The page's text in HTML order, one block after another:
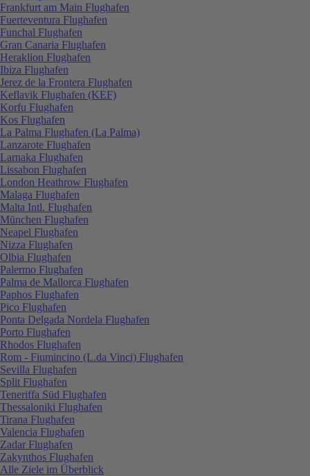
Frankfurt am Main Flughafen
Fuerteventura Flughafen
Funchal Flughafen
Gran Canaria Flughafen
Heraklion Flughafen
Ibiza Flughafen
Jerez de la Frontera Flughafen
Keflavik Flughafen (KEF)
Korfu Flughafen
Kos Flughafen
La Palma Flughafen (La Palma)
Lanzarote Flughafen
Larnaka Flughafen
Lissabon Flughafen
London Heathrow Flughafen
Malaga Flughafen
Malta Intl. Flughafen
München Flughafen
Neapel Flughafen
Nizza Flughafen
Olbia Flughafen
Palermo Flughafen
Palma de Mallorca Flughafen
Paphos Flughafen
Pico Flughafen
Ponta Delgada Nordela Flughafen
Porto Flughafen
Rhodos Flughafen
Rom - Fiumincino (L.da Vinci) Flughafen
Sevilla Flughafen
Split Flughafen
Teneriffa Süd Flughafen
Thessaloniki Flughafen
Tirana Flughafen
Valencia Flughafen
Zadar Flughafen
Zakynthos Flughafen
Alle Ziele im Überblick